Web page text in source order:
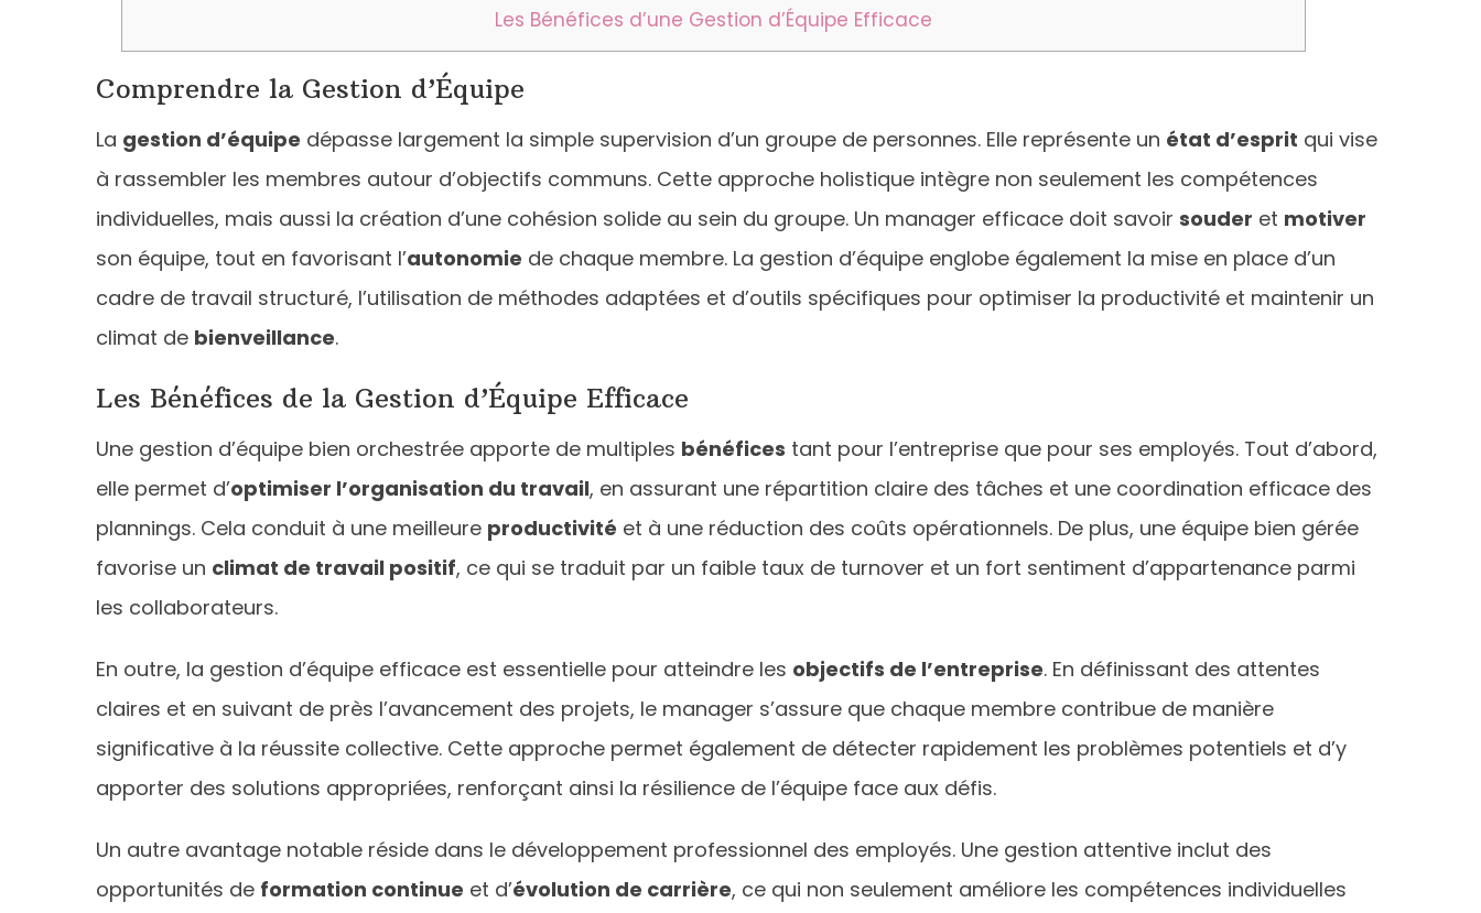
Les Bénéfices d’une Gestion d’Équipe Efficace
Comprendre la Gestion d’Équipe
La gestion d’équipe dépasse largement la simple supervision d’un groupe de personnes. Elle représente un état d’esprit qui vise
à rassembler les membres autour d’objectifs communs. Cette approche holistique intègre non seulement les compétences
individuelles, mais aussi la création d’une cohésion solide au sein du groupe. Un manager efficace doit savoir souder et motiver
son équipe, tout en favorisant l’autonomie de chaque membre. La gestion d’équipe englobe également la mise en place d’un
cadre de travail structuré, l’utilisation de méthodes adaptées et d’outils spécifiques pour optimiser la productivité et maintenir un
climat de bienveillance.
Les Bénéfices de la Gestion d’Équipe Efficace
Une gestion d’équipe bien orchestrée apporte de multiples bénéfices tant pour l’entreprise que pour ses employés. Tout d’abord,
elle permet d’optimiser l’organisation du travail, en assurant une répartition claire des tâches et une coordination efficace des
plannings. Cela conduit à une meilleure productivité et à une réduction des coûts opérationnels. De plus, une équipe bien gérée
favorise un climat de travail positif, ce qui se traduit par un faible taux de turnover et un fort sentiment d’appartenance parmi
les collaborateurs.
En outre, la gestion d’équipe efficace est essentielle pour atteindre les objectifs de l’entreprise. En définissant des attentes
claires et en suivant de près l’avancement des projets, le manager s’assure que chaque membre contribue de manière
significative à la réussite collective. Cette approche permet également de détecter rapidement les problèmes potentiels et d’y
apporter des solutions appropriées, renforçant ainsi la résilience de l’équipe face aux défis.
Un autre avantage notable réside dans le développement professionnel des employés. Une gestion attentive inclut des
opportunités de formation continue et d’évolution de carrière, ce qui non seulement améliore les compétences individuelles